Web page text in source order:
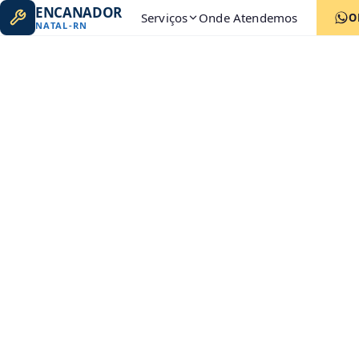
ENCANADOR
NATAL-RN Serviços Onde Atendemos